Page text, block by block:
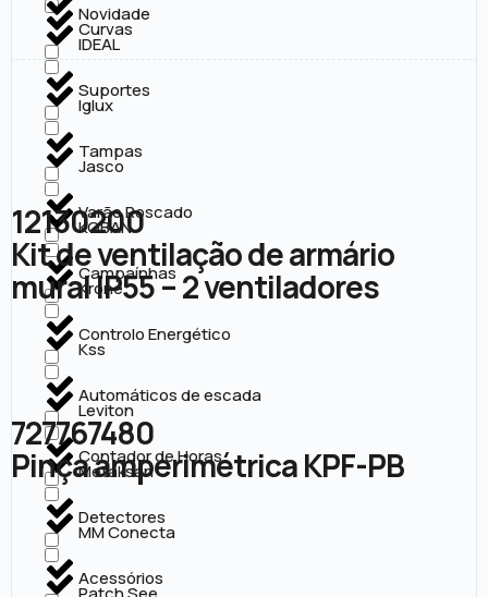
Curvas
Suportes
Tampas
Varão Roscado
Campaínhas
Controlo Energético
Automáticos de escada
Contador de Horas
Detectores
Acessórios
IDEAL
Iglux
Jasco
KOBAN
Krone
Kss
Leviton
Metaksan
MM Conecta
Novidade
12130200
Kit de ventilação de armário
mural IP55 – 2 ventiladores
727767480
Pinça amperimétrica KPF-PB